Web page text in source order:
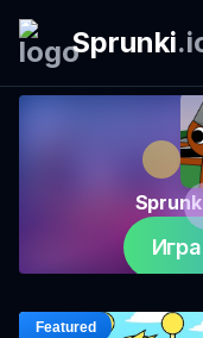
Sprunki.